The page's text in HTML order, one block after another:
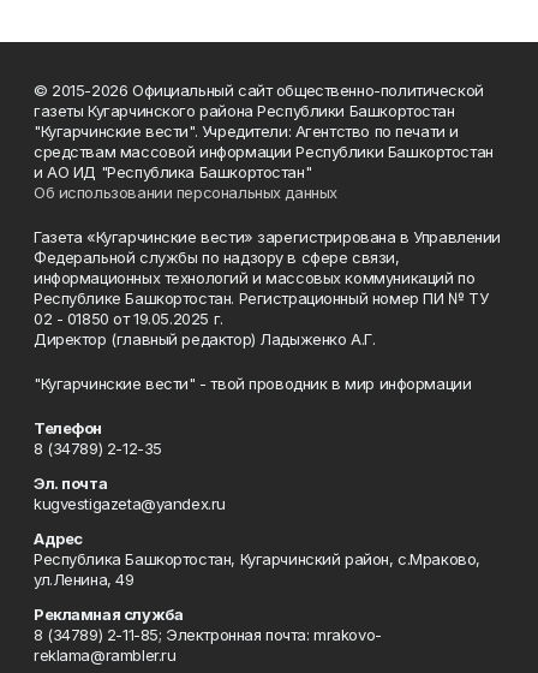
© 2015-2026 Официальный сайт общественно-политической
газеты Кугарчинского района Республики Башкортостан
"Кугарчинские вести". Учредители: Агентство по печати и
средствам массовой информации Республики Башкортостан
и АО ИД "Республика Башкортостан"
Об использовании персональных данных
Газета «Кугарчинские вести» зарегистрирована в Управлении
Федеральной службы по надзору в сфере связи,
информационных технологий и массовых коммуникаций по
Республике Башкортостан. Регистрационный номер ПИ № ТУ
02 - 01850 от 19.05.2025 г.
Директор (главный редактор) Ладыженко А.Г.
"Кугарчинские вести" - твой проводник в мир информации
Телефон
8 (34789) 2-12-35
Эл. почта
kugvestigazeta@yandex.ru
Адрес
Республика Башкортостан, Кугарчинский район, с.Мраково,
ул.Ленина, 49
Рекламная служба
8 (34789) 2-11-85; Электронная почта: mrakovo-
reklama@rambler.ru